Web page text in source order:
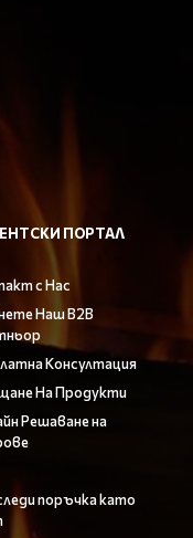
ПОРТАЛ
с Нас
Наш B2B
Консултация
На Продукти
Решаване на
поръчка като